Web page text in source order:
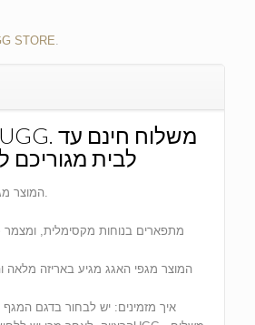
STORE.
לבית מגוריכם
המוצר מגיע באריזתו המקורית.
מתפארים בנוחות מקסימלית,
המוצר מגפי האגג מגיע באריזה מלאה
איך מזמינים: יש לבחור בדגם המגף